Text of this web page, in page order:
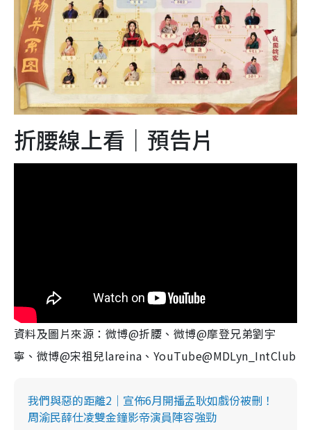
折腰線上看｜預告片
資料及圖片來源：微博@折腰、微博@摩登兄弟劉宇
寧、微博@宋祖兒lareina、YouTube@MDLyn_IntClub
我們與惡的距離2｜宣佈6月開播孟耿如戲份被刪！
周渝民薛仕凌雙金鐘影帝演員陣容強勁